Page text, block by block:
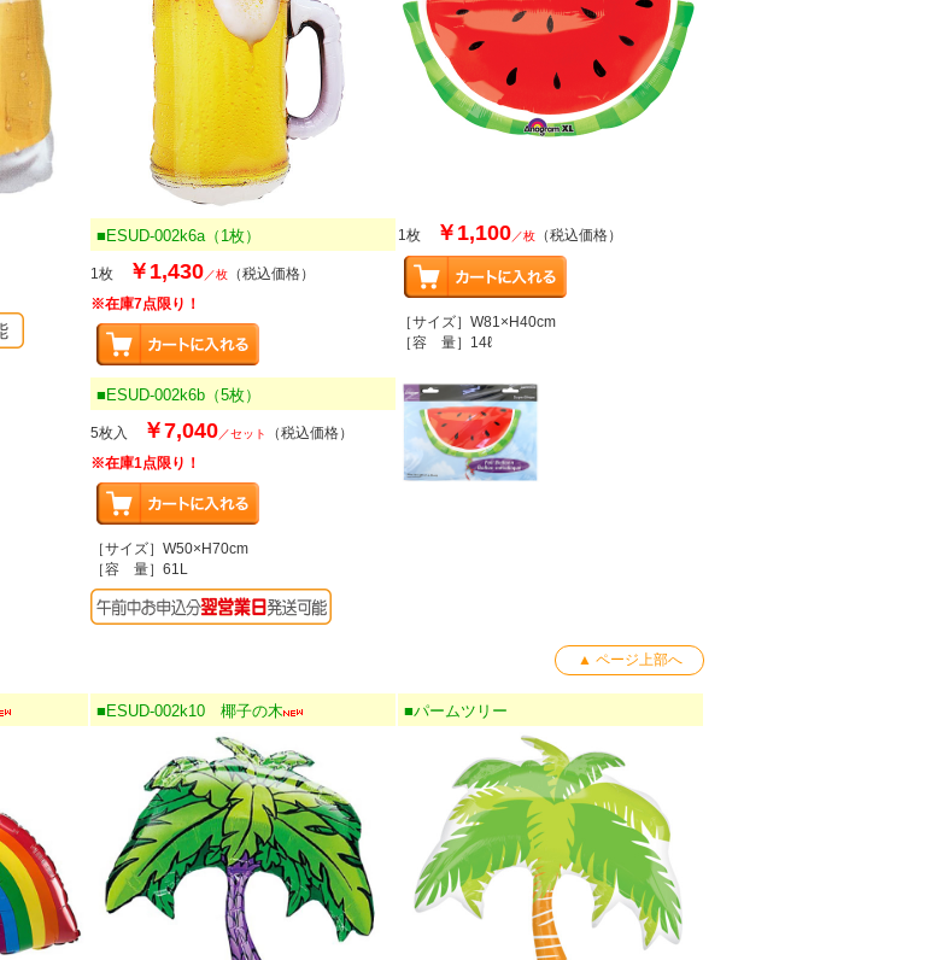
■ESUD-002k6a（1枚）
1枚 ￥1,430／枚
（税込価格）
※在庫7点限り！
■ESUD-002k6b（5枚）
5枚入 ￥7,040／セット
（税込価格）
※在庫1点限り！
［サイズ］W50×H70cm
［容 量］61L
1枚 ￥1,100／枚 （税込価格）
［サイズ］W81×H40cm
［容 量］14ℓ
▲ ページ上部へ
■ESUD-002k10 椰子の木 ■パームツリー